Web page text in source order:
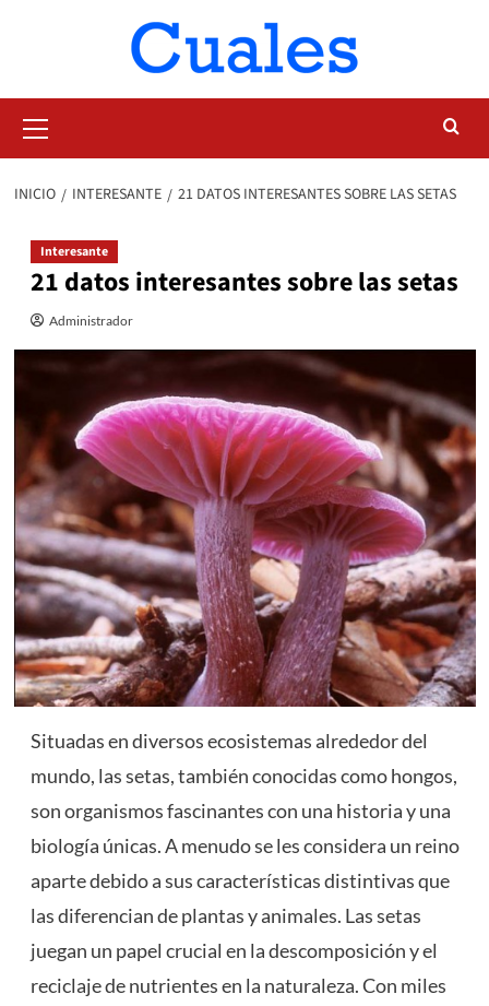
primario
INICIO INTERESANTE 21 DATOS INTERESANTES SOBRE LAS SETAS
Interesante
21 datos interesantes sobre las setas
Administrador
Situadas en diversos ecosistemas alrededor del
mundo, las setas, también conocidas como hongos,
son organismos fascinantes con una historia y una
biología únicas. A menudo se les considera un reino
aparte debido a sus características distintivas que
las diferencian de plantas y animales. Las setas
juegan un papel crucial en la descomposición y el
reciclaje de nutrientes en la naturaleza. Con miles